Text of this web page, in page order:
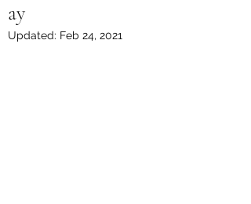
ay
Updated: Feb 24, 2021